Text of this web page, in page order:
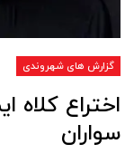
گزارش های شهروندی
اختراع کلاه
سواران